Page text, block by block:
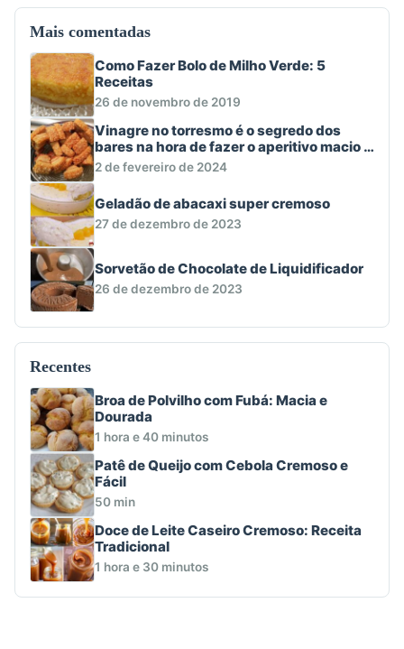
Mais comentadas
Como Fazer Bolo de Milho Verde: 5
Receitas
26 de novembro de 2019
Vinagre no torresmo é o segredo dos
bares na hora de fazer o aperitivo macio e
crocante
2 de fevereiro de 2024
Geladão de abacaxi super cremoso
27 de dezembro de 2023
Sorvetão de Chocolate de Liquidificador
26 de dezembro de 2023
Recentes
Broa de Polvilho com Fubá: Macia e
Dourada
1 hora e 40 minutos
Patê de Queijo com Cebola Cremoso e
Fácil
50 min
Doce de Leite Caseiro Cremoso: Receita
Tradicional
1 hora e 30 minutos